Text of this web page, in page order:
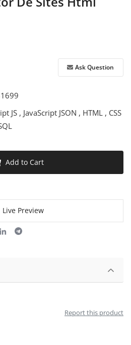
Ask Question
JS , JavaScript JSON , HTML , CSS
Add to Cart
Live Preview
Report this product